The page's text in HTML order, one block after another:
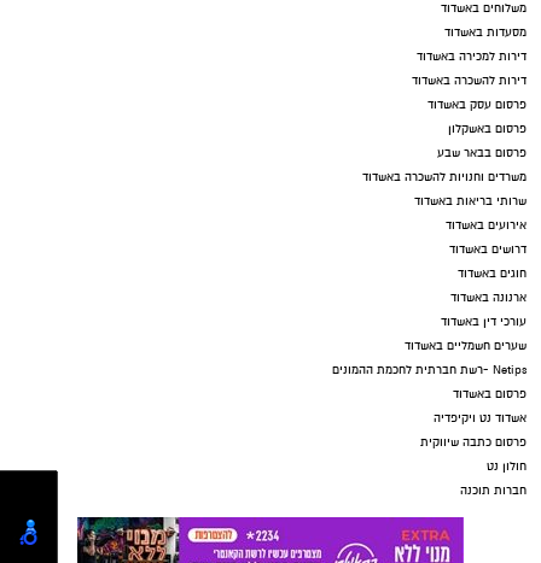
משלוחים באשדוד
מסעדות באשדוד
דירות למכירה באשדוד
דירות להשכרה באשדוד
פרסום עסק באשדוד
פרסום באשקלון
פרסום בבאר שבע
משרדים וחנויות להשכרה באשדוד
שרותי בריאות באשדוד
אירועים באשדוד
דרושים באשדוד
חוגים באשדוד
ארנונה באשדוד
עורכי דין באשדוד
שערים חשמליים באשדוד
Netips -רשת חברתית לחכמת ההמונים
פרסום באשדוד
אשדוד נט ויקיפדיה
פרסום כתבה שיווקית
חולון נט
חברות תוכנה